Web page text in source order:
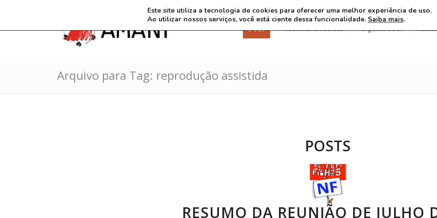
3 8 26 Neurofibromatoses Pergunte ao Dr
Arquivo para Tag: reprodução assistida
POSTS
RESUMO DA REUNIÃO DE JULHO
Este site utiliza a tecnologia de cookies para oferecer uma melhor experiência de uso.
Ao utilizar nossos serviços, você está ciente dessa funcionalidade. Saiba mais.